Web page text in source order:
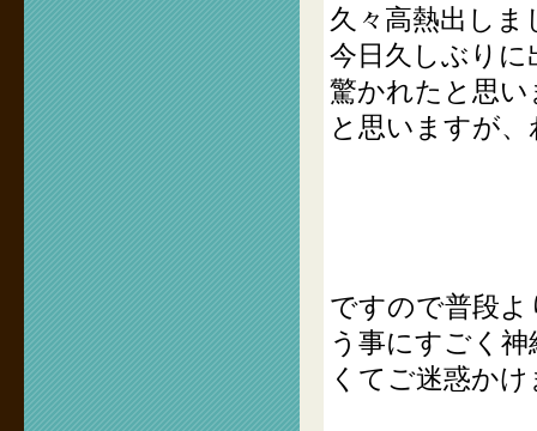
久々高熱出しま
今日久しぶり
驚かれたと思
と思いますが
ですので普段
う事にすごく
くてご迷惑か